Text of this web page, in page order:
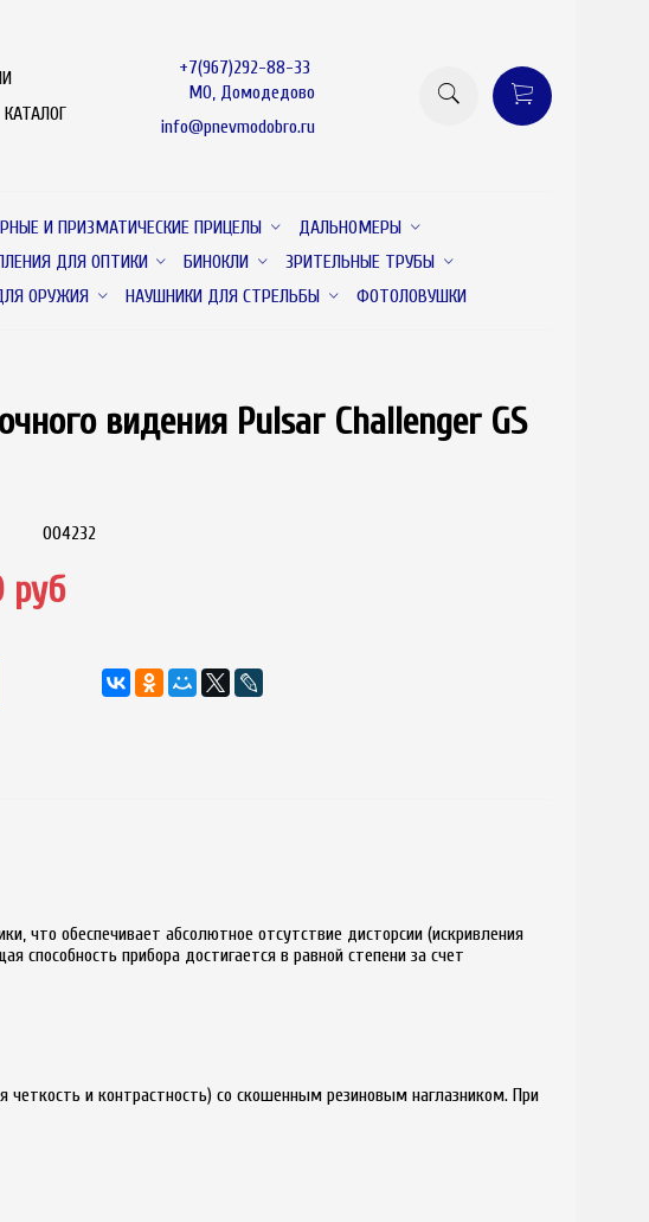
КАТАЛОГ
+7(967)292-88-33
МО, Домодедово
info@pnevmodobro.ru
И ПРИЗМАТИЧЕСКИЕ ПРИЦЕЛЫ
ДАЛЬНОМЕРЫ
ДЛЯ ОПТИКИ БИНОКЛИ
ЗРИТЕЛЬНЫЕ ТРУБЫ
ОРУЖИЯ НАУШНИКИ ДЛЯ СТРЕЛЬБЫ ФОТОЛОВУШКИ
товар отсутствует
видения Pulsar Challenger GS
004232
руб
что обеспечивает абсолютное отсутствие дисторсии (искривления
способность прибора достигается в равной степени за счет
и контрастность) со скошенным резиновым наглазником. При